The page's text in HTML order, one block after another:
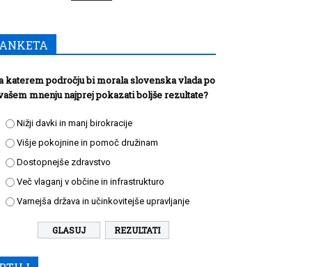
katerem področju bi morala slovenska vlada po
mnenju najprej pokazati boljše rezultate?
Nižji davki in manj birokracije
Višje pokojnine in pomoč družinam
Dostopnejše zdravstvo
Več vlaganj v občine in infrastrukturo
Varnejša država in učinkovitejše upravljanje
REZULTATI